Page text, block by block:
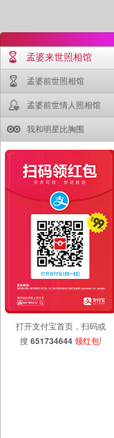
孟婆来世照相馆
孟婆前世照相馆
孟婆前世情人照相馆
我和明星比胸围
打开支付宝首页，扫码或
搜 651734644 领红包!